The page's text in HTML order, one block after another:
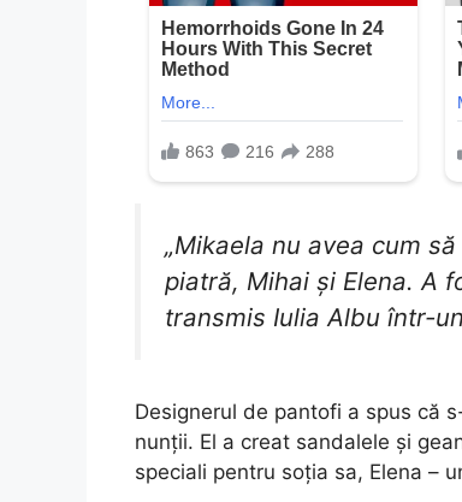
„Mikaela nu avea cum
piatră, Mihai și Elena. A
transmis Iulia Albu într-
Designerul de pantofi a spus că
nunții. El a creat sandalele și
speciali pentru soția sa, Elena –